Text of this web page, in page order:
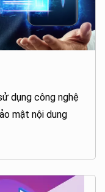
dụng công nghệ
mật nội dung